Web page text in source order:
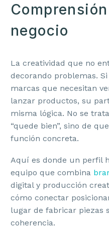
negocio
La creatividad que no
decorando problemas.
marcas que necesitan
lanzar productos, su
misma lógica. No se
“quede bien”, sino de
función concreta.
Aquí es donde un perfil
equipo que combina
digital y producción
cómo conectar
lugar de fabricar piezas
coherencia.